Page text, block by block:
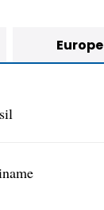
Europe